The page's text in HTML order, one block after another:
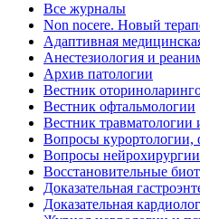
Все журналы
Non nocere. Новый
Адаптивная
Анестезиология и
Архив патологии
Вестник
Вестник офтальмологии
Вестник
Вопросы курортологии,
Вопросы
Восстановительные
Доказательная
Доказательная